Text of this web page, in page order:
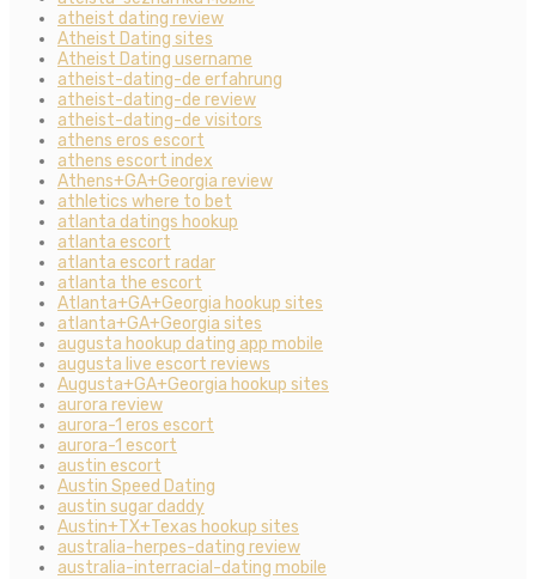
atheist dating review
Atheist Dating sites
Atheist Dating username
atheist-dating-de erfahrung
atheist-dating-de review
atheist-dating-de visitors
athens eros escort
athens escort index
Athens+GA+Georgia review
athletics where to bet
atlanta datings hookup
atlanta escort
atlanta escort radar
atlanta the escort
Atlanta+GA+Georgia hookup sites
atlanta+GA+Georgia sites
augusta hookup dating app mobile
augusta live escort reviews
Augusta+GA+Georgia hookup sites
aurora review
aurora-1 eros escort
aurora-1 escort
austin escort
Austin Speed Dating
austin sugar daddy
Austin+TX+Texas hookup sites
australia-herpes-dating review
australia-interracial-dating mobile